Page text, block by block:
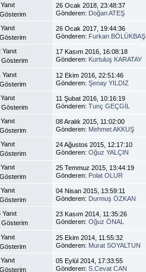
26 Ocak 2018, 23:48:37
Gönderen: Doğan ATEŞ
26 Ocak 2017, 19:44:36
Gönderen: Furkan BÖLÜKBAŞI
Yanıt
Gösterim
17 Kasım 2016, 16:08:18
Gönderen: Kurtuluş KARATAY
Yanıt
12 Ekim 2016, 22:51:46
Gönderen:Şenay YILDIZ
Gösterim
11 Şubat 2016, 10:16:19
Gönderen:Tunç GEÇGİL
08 Aralık 2015, 11:02:00
Gönderen: Mehmet AKKUŞ
24 Ağustos 2015, 12:17:10
Gönderen:Oğuz YALÇIN
25 Temmuz 2015, 13:44:19
Gönderen: Polat OLUR
04 Nisan 2015, 13:59:11
Gönderen: Durmuş ÖZKAN
Yanıt
Gösterim
23 Kasım 2014, 11:35:26
Gönderen:Oğuz ÖNAL
25 Ekim 2014, 11:55:32
Gönderen: Murat SOYALTUN
05 Eylül 2014, 17:33:55
Gönderen:S.Cevat CAN